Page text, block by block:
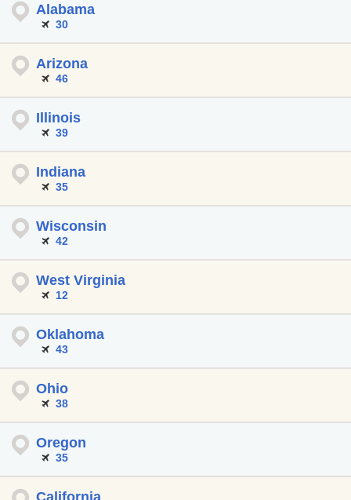
Alabama
30
Arizona
46
Illinois
39
Indiana
35
Wisconsin
42
West Virginia
12
Oklahoma
43
Ohio
38
Oregon
35
California